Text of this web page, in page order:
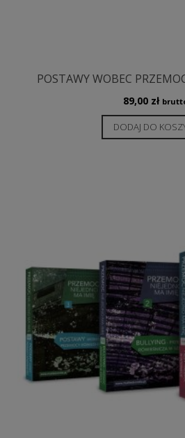
POSTAWY WOBEC
89,00 zł
DODAJ DO